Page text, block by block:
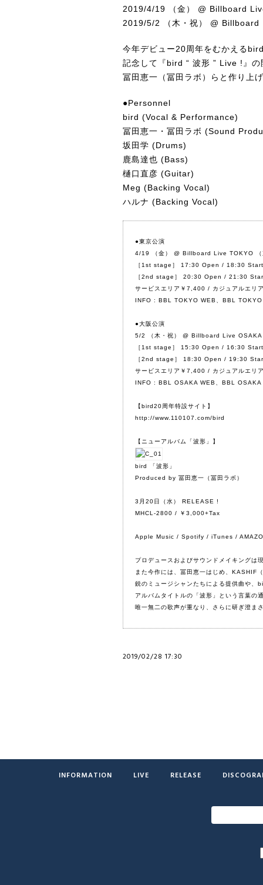
2019/4/19 （金） @ Billboard
2019/5/2 （木・祝） @ Billboard
今年デビュー20周年をむかえる
記念して『bird “ 波形 ” Live !』の
冨田恵一（冨田ラボ）らと作り上
●Personnel
bird (Vocal & Performance)
冨田恵一・冨田ラボ (Sound
坂田学 (Drums)
鹿島達也 (Bass)
樋口直彦 (Guitar)
Meg (Backing Vocal)
ハルナ (Backing Vocal)
●東京公演
4/19 （金） @ Billboard Live TOKYO （
［1st stage］ 17:30 Open / 18:30 Start
［2nd stage］ 20:30 Open / 21:30
サービスエリア￥7,400 / カジュアルエリ
INFO : BBL TOKYO WEB 、BBL
●大阪公演
5/2 （木・祝） @ Billboard Live OSAKA
［1st stage］ 15:30 Open / 16:30 Start
［2nd stage］ 18:30 Open / 19:30
サービスエリア￥7,400 / カジュアルエリ
INFO : BBL OSAKA WEB 、BBL
【bird20周年特設サイト】
http://www.110107.com/bird
【ニューアルバム「波形」】
bird
「波形」
Produced by 冨田恵一（冨田ラボ）
3月20日（水） RELEASE !
MHCL-2800 / ￥3,000+Tax
Apple Music / Spotify / iTunes /
プロデュースおよびサウンドメイキングは
また今作には、 冨田恵一はじめ、 KASHIF
鋭のミュージシャンたちによる提供曲や、
アルバムタイトルの「波形」という言葉の
唯一無二の歌声が重なり、さらに研ぎ澄ま
2019/02/28 17:30
INFORMATION LIVE RELEASE